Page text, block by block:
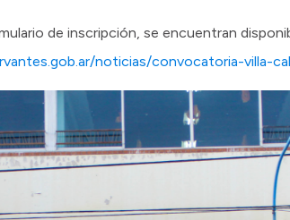
de inscripción, se encuentran
noticias/convocatoria-villa-